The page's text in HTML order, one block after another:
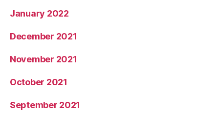
January 2022
December 2021
November 2021
October 2021
September 2021